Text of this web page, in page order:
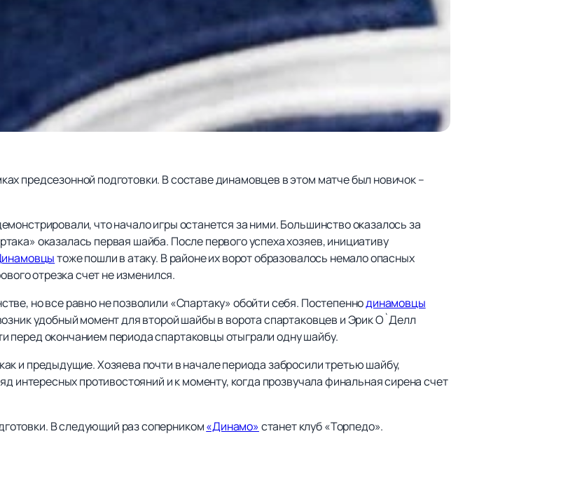
предсезонной подготовки. В составе динамовцев в этом матче был новичок –
что начало игры останется за ними. Большинство оказалось за
оказалась первая шайба. После первого успеха хозяев, инициативу
тоже пошли в атаку. В районе их ворот образовалось немало опасных
отрезка счет не изменился.
но все равно не позволили «Спартаку» обойти себя. Постепеннодинамовцы
удобный момент для второй шайбы в ворота спартаковцев и Эрик О`Делл
перед окончанием периода спартаковцы отыграли одну шайбу.
и предыдущие. Хозяева почти в начале периода забросили третью шайбу,
интересных противостояний и к моменту, когда прозвучала финальная сирена счет
В следующий раз соперником«Динамо»станет клуб «Торпедо».